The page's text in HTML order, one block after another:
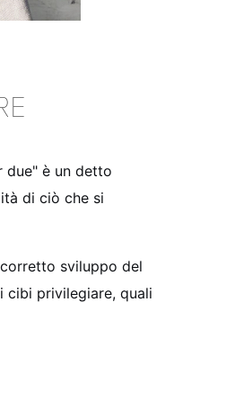
due" è un detto
di ciò che si
sviluppo del
cibi privilegiare, quali